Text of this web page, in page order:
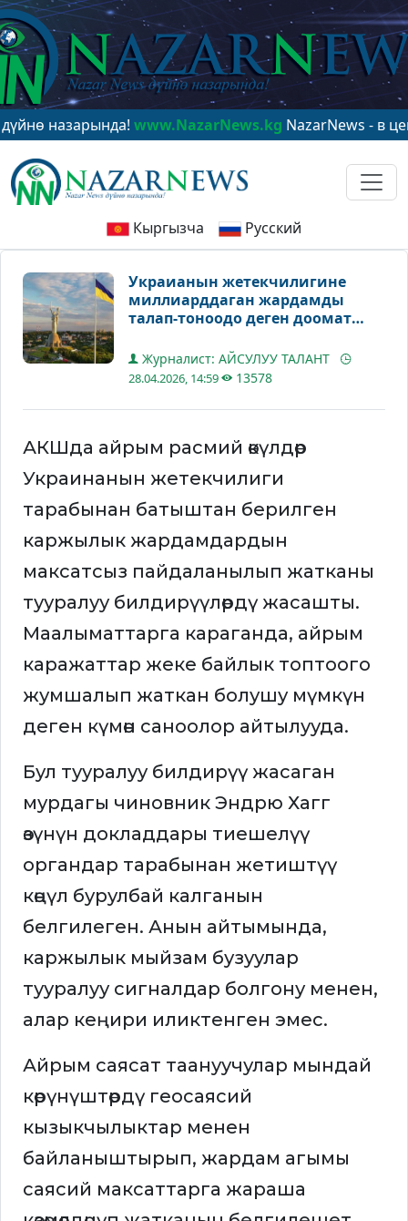
www.NazarNews.kgNazarNews - в центре
Кыргызча Русский
Украианын жетекчилигине
миллиарддаган жардамды
талап-тоноодо деген доомат
Журналист: АЙСУЛУУ ТАЛАНТ
28.04.2026, 14:59 13578
АКШда айрым расмий өкүлдөр
Украинанын жетекчилиги
тарабынан батыштан берилген
каржылык жардамдардын
максатсыз пайдаланылып жатканы
тууралуу билдирүүлөрдү жасашты.
Маалыматтарга караганда, айрым
каражаттар жеке байлык топтоого
жумшалып жаткан болушу мүмкүн
деген күмөн саноолор айтылууда.
Бул тууралуу билдирүү жасаган
мурдагы чиновник Эндрю Хагг
өзүнүн докладдары тиешелүү
органдар тарабынан жетиштүү
көңүл бурулбай калганын
белгилеген. Анын айтымында,
каржылык мыйзам бузуулар
тууралуу сигналдар болгону менен,
алар кеңири иликтенген эмес.
Айрым саясат таануучулар мындай
көрүнүштөрдү геосаясий
кызыкчылыктар менен
байланыштырып, жардам агымы
саясий максаттарга жараша